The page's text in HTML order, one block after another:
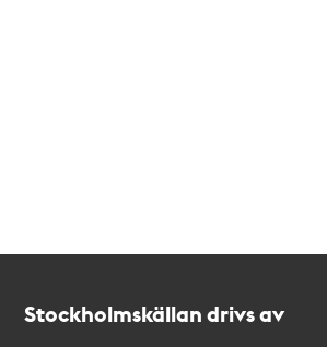
Stockholmskällan drivs av